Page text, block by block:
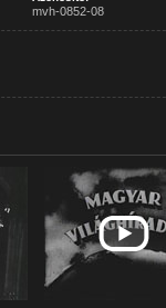
mvh-0852-08